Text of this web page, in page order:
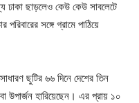
ঢাকা ছাড়লেও কেউ কেউ সাবলেটে
সঙ্গে গ্রামে পাঠিয়ে
ছুটির ৬৬ দিনে দেশের তিন
হারিয়েছেন। এর প্রায় ১০